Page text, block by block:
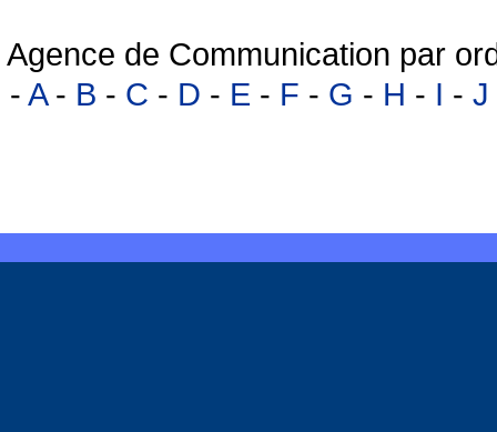
Agence de Communication par
- A- B - C - D - E - F - G - H - I - J